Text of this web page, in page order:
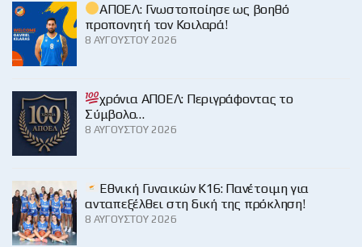
ΑΠΟΕΛ: Γνωστοποίησε ως βοηθό
προπονητή τον Κοιλαρά!
8 ΑΥΓΟΎΣΤΟΥ 2026
χρόνια ΑΠΟΕΛ: Περιγράφοντας το
Σύμβολο…
8 ΑΥΓΟΎΣΤΟΥ 2026
Εθνική Γυναικών Κ16: Πανέτοιμη για
ανταπεξέλθει στη δική της πρόκληση!
8 ΑΥΓΟΎΣΤΟΥ 2026